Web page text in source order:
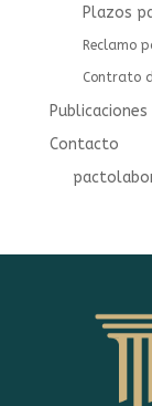
Plazos
Reclamo
Contrato
Publicaciones
Contacto